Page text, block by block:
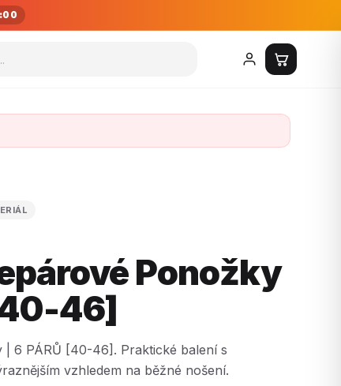
Ponožky
46]
6 PÁRŮ [40-46]. Praktické balení s
vzhledem na běžné nošení.